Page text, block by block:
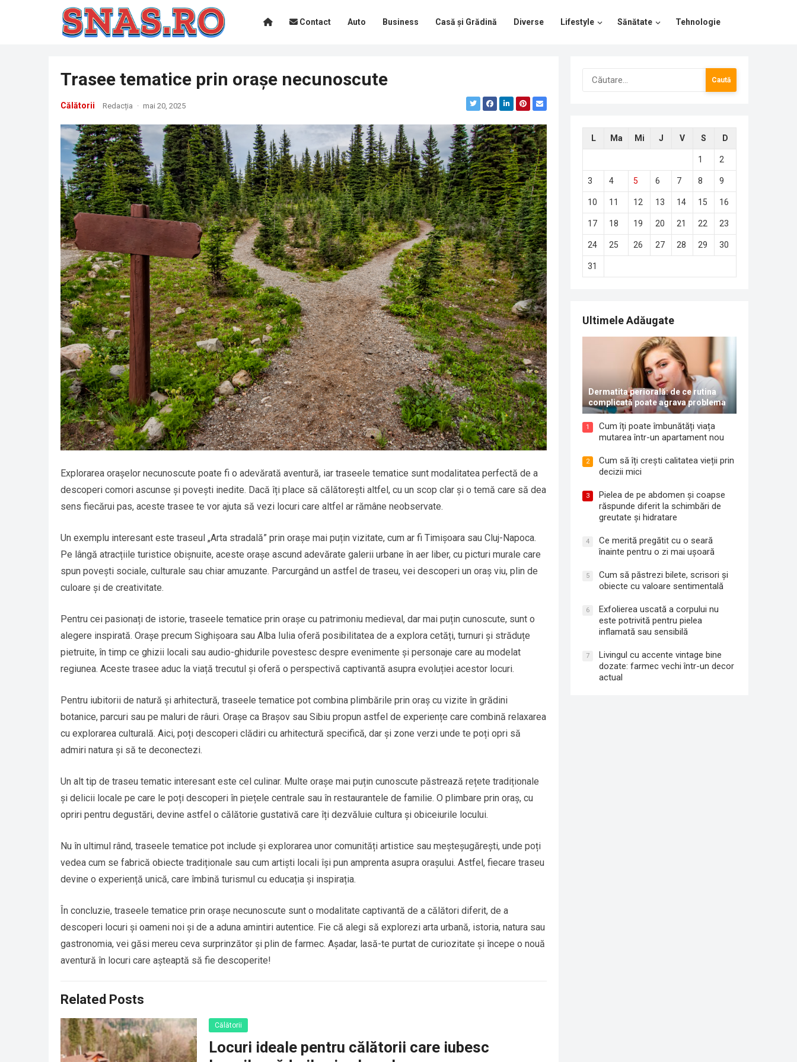
Contact Auto Business Casă și Grădină Diverse Lifestyle Sănătate Tehnologie
Trasee tematice prin orașe necunoscute
Călătorii Redacția · mai 20, 2025
Explorarea orașelor necunoscute poate fi o adevărată aventură, iar traseele tematice sunt modalitatea perfectă de a
descoperi comori ascunse și povești inedite. Dacă îți place să călătorești altfel, cu un scop clar și o temă care să dea
sens fiecărui pas, aceste trasee te vor ajuta să vezi locuri care altfel ar rămâne neobservate.
Un exemplu interesant este traseul „Arta stradală” prin orașe mai puțin vizitate, cum ar fi Timișoara sau Cluj-Napoca.
Pe lângă atracțiile turistice obișnuite, aceste orașe ascund adevărate galerii urbane în aer liber, cu picturi murale care
spun povești sociale, culturale sau chiar amuzante. Parcurgând un astfel de traseu, vei descoperi un oraș viu, plin de
culoare și de creativitate.
Pentru cei pasionați de istorie, traseele tematice prin orașe cu patrimoniu medieval, dar mai puțin cunoscute, sunt o
alegere inspirată. Orașe precum Sighișoara sau Alba Iulia oferă posibilitatea de a explora cetăți, turnuri și străduțe
pietruite, în timp ce ghizii locali sau audio-ghidurile povestesc despre evenimente și personaje care au modelat
regiunea. Aceste trasee aduc la viață trecutul și oferă o perspectivă captivantă asupra evoluției acestor locuri.
Pentru iubitorii de natură și arhitectură, traseele tematice pot combina plimbările prin oraș cu vizite în grădini
botanice, parcuri sau pe maluri de râuri. Orașe ca Brașov sau Sibiu propun astfel de experiențe care combină relaxarea
cu explorarea culturală. Aici, poți descoperi clădiri cu arhitectură specifică, dar și zone verzi unde te poți opri să
admiri natura și să te deconectezi.
Un alt tip de traseu tematic interesant este cel culinar. Multe orașe mai puțin cunoscute păstrează rețete tradiționale
și delicii locale pe care le poți descoperi în piețele centrale sau în restaurantele de familie. O plimbare prin oraș, cu
opriri pentru degustări, devine astfel o călătorie gustativă care îți dezvăluie cultura și obiceiurile locului.
Nu în ultimul rând, traseele tematice pot include și explorarea unor comunități artistice sau meșteșugărești, unde poți
vedea cum se fabrică obiecte tradiționale sau cum artiști locali își pun amprenta asupra orașului. Astfel, fiecare traseu
devine o experiență unică, care îmbină turismul cu educația și inspirația.
În concluzie, traseele tematice prin orașe necunoscute sunt o modalitate captivantă de a călători diferit, de a
descoperi locuri și oameni noi și de a aduna amintiri autentice. Fie că alegi să explorezi arta urbană, istoria, natura sau
gastronomia, vei găsi mereu ceva surprinzător și plin de farmec. Așadar, lasă-te purtat de curiozitate și începe o nouă
aventură în locuri care așteaptă să fie descoperite!
Related Posts
Călătorii
Locuri ideale pentru călătorii care iubesc
Caută
după:
L Ma Mi J V S D
1 2
3 4 5 6 7 8 9
10 11 12 13 14 15 16
17 18 19 20 21 22 23
24 25 26 27 28 29 30
31
Ultimele Adăugate
Dermatita periorală: de ce rutina
complicată poate agrava problema
1
Cum îți poate îmbunătăți viața
mutarea într-un apartament nou
2
Cum să îți crești calitatea vieții prin
decizii mici
3
Pielea de pe abdomen și coapse
răspunde diferit la schimbări de
greutate și hidratare
4
Ce merită pregătit cu o seară
înainte pentru o zi mai ușoară
5
Cum să păstrezi bilete, scrisori și
obiecte cu valoare sentimentală
6
Exfolierea uscată a corpului nu
este potrivită pentru pielea
inflamată sau sensibilă
7
Livingul cu accente vintage bine
dozate: farmec vechi într-un decor
actual